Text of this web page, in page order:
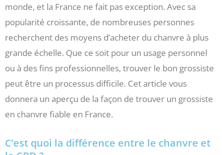
monde, et la France ne fait pas exception. Avec sa
popularité croissante, de nombreuses personnes
recherchent des moyens d’acheter du chanvre à plus
grande échelle. Que ce soit pour un usage personnel
ou à des fins professionnelles, trouver le bon grossiste
peut être un processus difficile. Cet article vous
donnera un aperçu de la façon de trouver un grossiste
en chanvre fiable en France.
C’est quoi la différence entre le chanvre et